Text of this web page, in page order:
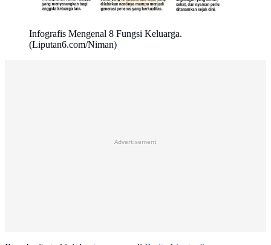
Infografis Mengenal 8 Fungsi Keluarga.
(Liputan6.com/Niman)
Advertisement